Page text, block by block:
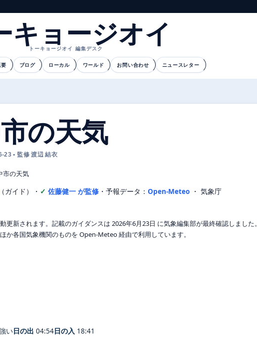
キョージオイ
トーキョージオイ 編集デスク
ブログ ローカル ワールド お問い合わせ ニュースレター
の天気
23 • 監修 渡辺 結衣
市の天気
（ガイド） ・ 佐藤健一 が監修 ・ 予報データ： Open-Meteo ・ 気象庁
更新されます。記載のガイダンスは 2026年6月23日 に気象編集部が最終確認しました。
か各国気象機関のものを Open-Meteo 経由で利用しています。
い日の出 04:54日の入 18:41